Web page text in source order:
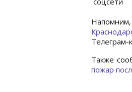
Телеграм-
Также
пожар